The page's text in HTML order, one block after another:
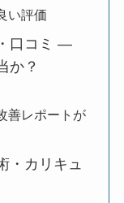
い評価
口コミ —
か？
善レポートが
・カリキュ